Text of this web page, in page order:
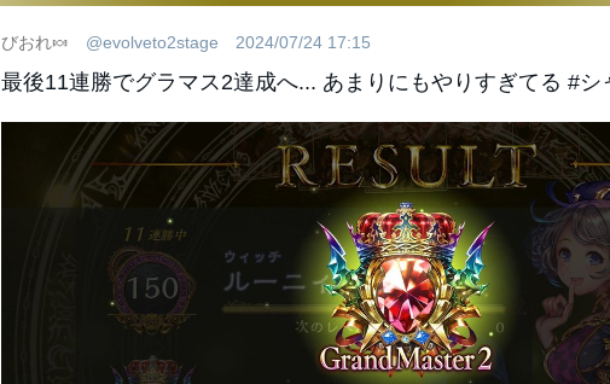
びおれ🍬 @evolveto2stage 2024/07/24 17:15
最後11連勝でグラマス2達成へ... あまりにもやりすぎてる #シ